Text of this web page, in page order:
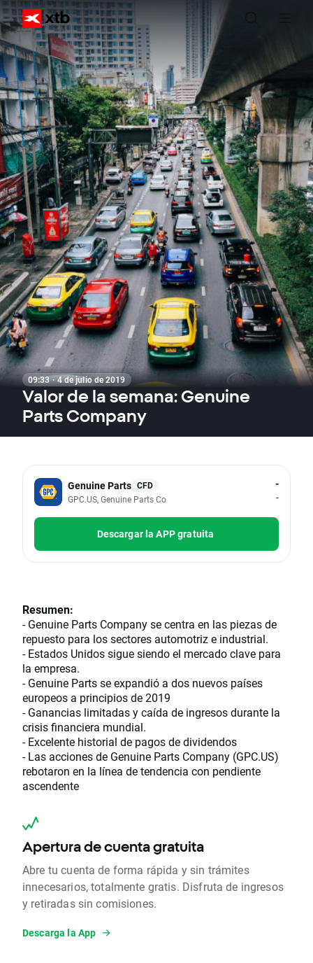
09:33 · 4 de julio de 2019
Valor de la semana: Genuine
Parts Company
Genuine Parts CFD
GPC.US, Genuine Parts Co
-
-
Descargar la APP gratuita
Resumen:
- Genuine Parts Company se centra en las piezas de
repuesto para los sectores automotriz e industrial.
- Estados Unidos sigue siendo el mercado clave para
la empresa.
- Genuine Parts se expandió a dos nuevos países
europeos a principios de 2019
- Ganancias limitadas y caída de ingresos durante la
crisis financiera mundial.
- Excelente historial de pagos de dividendos
- Las acciones de Genuine Parts Company (GPC.US)
rebotaron en la línea de tendencia con pendiente
ascendente
Apertura de cuenta gratuita
Abre tu cuenta de forma rápida y sin trámites
innecesarios, totalmente gratis. Disfruta de ingresos
y retiradas sin comisiones.
Descarga la App